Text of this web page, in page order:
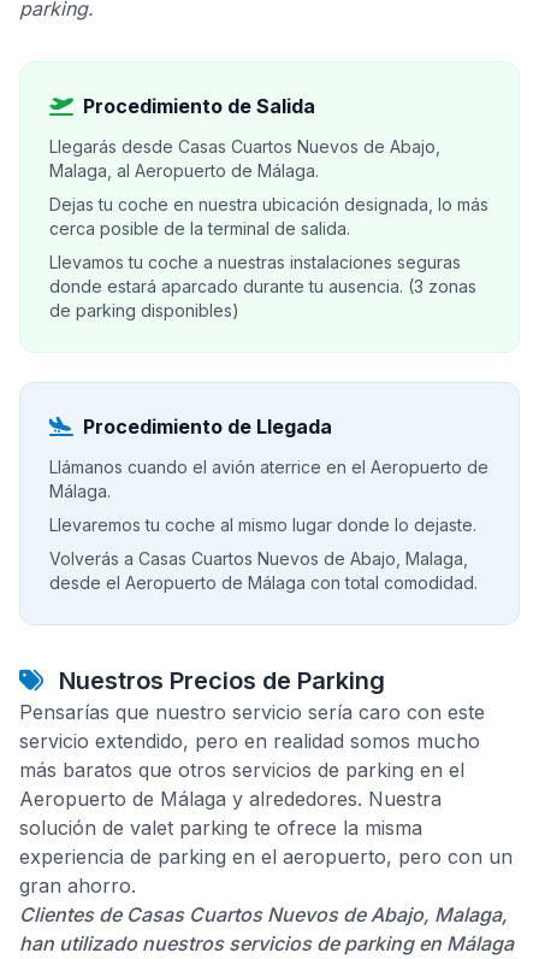
parking.
Procedimiento de Salida
Llegarás desde Casas Cuartos Nuevos de Abajo,
Malaga, al Aeropuerto de Málaga.
Dejas tu coche en nuestra ubicación designada, lo más
cerca posible de la terminal de salida.
Llevamos tu coche a nuestras instalaciones seguras
donde estará aparcado durante tu ausencia. (3 zonas
de parking disponibles)
Procedimiento de Llegada
Llámanos cuando el avión aterrice en el Aeropuerto de
Málaga.
Llevaremos tu coche al mismo lugar donde lo dejaste.
Volverás a Casas Cuartos Nuevos de Abajo, Malaga,
desde el Aeropuerto de Málaga con total comodidad.
Nuestros Precios de Parking
Pensarías que nuestro servicio sería caro con este
servicio extendido, pero en realidad somos mucho
más baratos que otros servicios de parking en el
Aeropuerto de Málaga y alrededores. Nuestra
solución de valet parking te ofrece la misma
experiencia de parking en el aeropuerto, pero con un
gran ahorro.
Clientes de Casas Cuartos Nuevos de Abajo, Malaga,
han utilizado nuestros servicios de parking en Málaga